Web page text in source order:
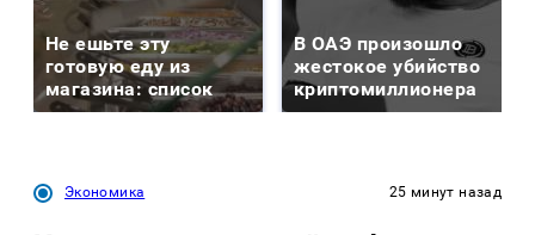
Не ешьте эту
готовую еду из
магазина: список
В ОАЭ произошло
жестокое убийство
криптомиллионера
Экономика 25 минут назад